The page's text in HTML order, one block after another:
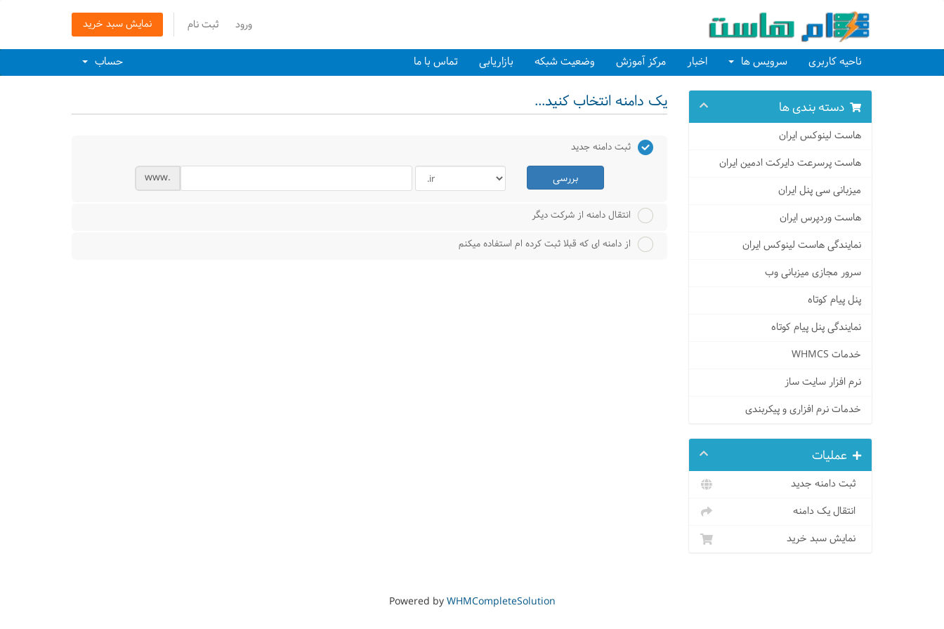
ورود ثبت نام نمایش سبد خرید
ناحیه کاربری سرویس ها اخبار مرکز آموزش وضعیت شبکه بازاریابی تماس با ما حساب
یک دامنه انتخاب کنید...
دسته بندی ها
هاست لینوکس ایران
هاست پرسرعت دایرکت ادمین ایران
میزبانی سی پنل ایران
هاست وردپرس ایران
نمایندگی هاست لینوکس ایران
سرور مجازی میزبانی وب
پنل پیام کوتاه
نمایندگی پنل پیام کوتاه
خدمات WHMCS
نرم افزار سایت ساز
خدمات نرم افزاری و پیکربندی
عملیات
ثبت دامنه جدید
انتقال یک دامنه
نمایش سبد خرید
ثبت دامنه جدید
www. بررسی
انتقال دامنه از شرکت دیگر
از دامنه ای که قبلا ثبت کرده ام استفاده میکنم
Powered byWHMCompleteSolution